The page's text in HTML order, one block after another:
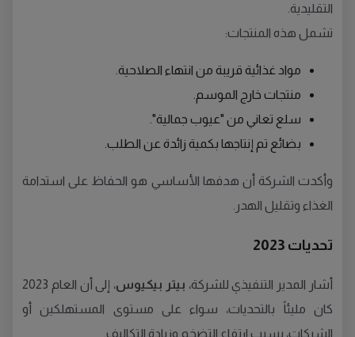
التقليدية.
تشمل هذه المنتجات:
مواد غذائية قريبة من انتهاء الصلاحية.
منتجات خارج الموسم.
سلع تعاني من "عيوب جمالية".
بضائع تم إنتاجها بكمية زائدة عن الطلب.
وأكدت الشركة أن هدفها الأساسي هو الحفاظ على استدامة
الغذاء وتقليل الهدر.
تحديات 2023
أشار المدير التنفيذي للشركة، بيتر بيكيوس
، إلى أن العام 2023
كان مليئاً بالتحديات، سواء على مستوى المستهلكين أو
الشركات، بسبب ارتفاع التضخم وزيادة التكاليف.